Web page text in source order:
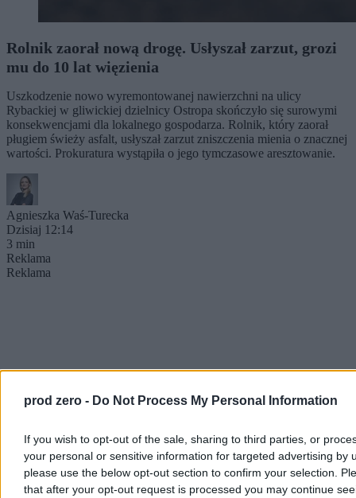
prod zero - Do Not Process My Personal Information
If you wish to opt-out of the sale, sharing to third parties, or
your personal or sensitive information for targeted advertising by
please use the below opt-out section to confirm your selection.
that after your opt-out request is processed you may continue
Rolnik zaorał nową drogę. Usłyszał zarzut, grozi
mu do 10 lat więzienia
Uszkodzenie nowo wyremontowanej nawierzchni na ulicy
Rybackiej w gliwickiej dzielnicy Ostropa skończyło się surowymi
konsekwencjami dla lokalnego gospodarza. Rolnik, który zaorał
pługiem świeży asfalt, usłyszał zarzut zniszczenia mienia o znacznej
wartości. Prokuratura wystąpiła o jego tymczasowe aresztowanie.
Agnieszka Waś-Turecka
Dzisiaj 12:14
3 min
Reklama
Reklama
Kraj